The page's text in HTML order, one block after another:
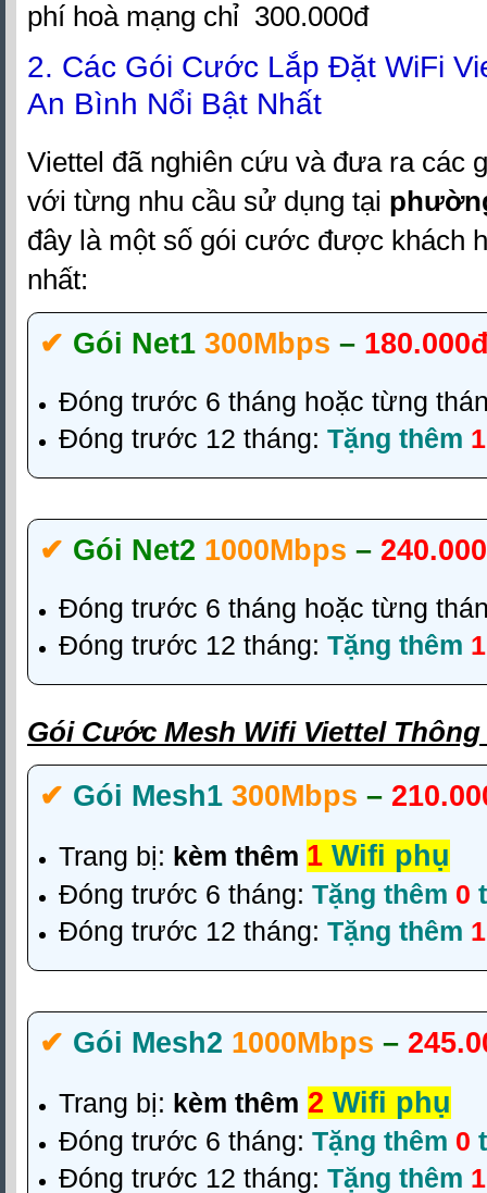
phí hoà mạng chỉ 300.000đ
2. Các Gói Cước Lắp Đặt WiFi
An Bình Nổi Bật Nhất
Viettel đã nghiên cứu và đưa ra các
với từng nhu cầu sử dụng tại
đây là một số gói cước được khách
nhất:
✔‎ Gói Net1 300Mbps –
Đóng trước 6 tháng hoặc từng
Đóng trước 12 tháng: Tặng thêm 1
✔‎ Gói Net2 1000Mbps –
Đóng trước 6 tháng hoặc từng
Đóng trước 12 tháng: Tặng thêm 1
Gói Cước Mesh Wifi Viettel Thông
✔‎ Gói Mesh1 300Mbps –
Trang bị: kèm thêm 1 Wifi phụ
Đóng trước 6 tháng: Tặng thêm 0
Đóng trước 12 tháng: Tặng thêm
✔‎ Gói Mesh2 1000Mbps –
Trang bị: kèm thêm 2 Wifi phụ
Đóng trước 6 tháng: Tặng thêm 0
Đóng trước 12 tháng: Tặng thêm